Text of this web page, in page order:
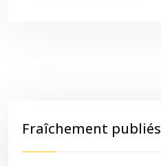
Fraîchement publiés